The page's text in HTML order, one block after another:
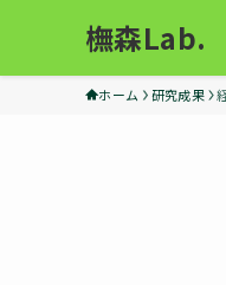
橅森Lab.
ホーム 研究成果